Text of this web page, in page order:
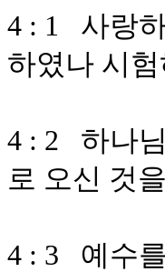
4 : 1 사랑
하였나 시
4 : 2 하나
로 오신 것
4 : 3 예수